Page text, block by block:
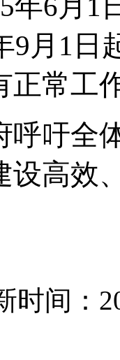
年6月1
9月1
正常工
呼吁全
设高效
时间：